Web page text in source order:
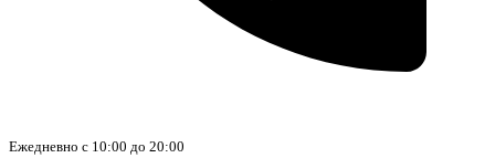
Ежедневно с 10:00 до 20:00